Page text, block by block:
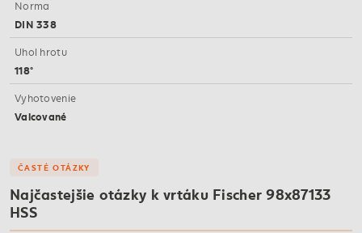
Norma
DIN 338
Uhol hrotu
118°
Vyhotovenie
Valcované
ČASTÉ OTÁZKY
Najčastejšie otázky k vrtáku Fischer 98x87133
HSS